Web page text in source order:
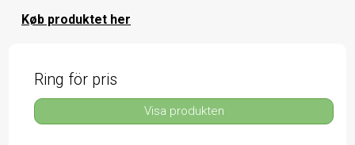
Køb produktet her
Ring för pris
Visa produkten